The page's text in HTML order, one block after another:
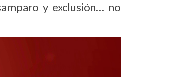
y exclusión… no